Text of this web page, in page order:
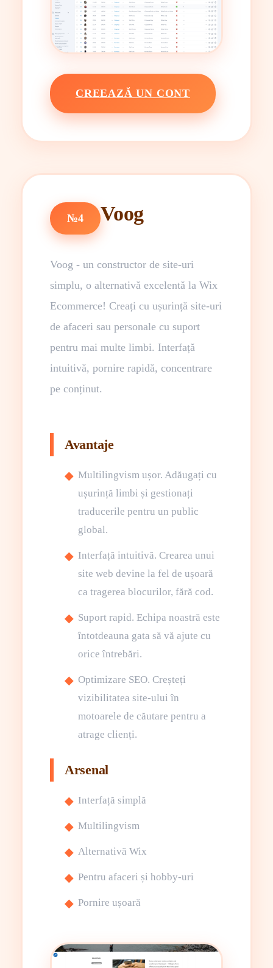
CREEAZĂ UN CONT
№4 Voog
Voog - un constructor de site-uri
simplu, o alternativă excelentă la Wix
Ecommerce! Creați cu ușurință site-uri
de afaceri sau personale cu suport
pentru mai multe limbi. Interfață
intuitivă, pornire rapidă, concentrare
pe conținut.
Avantaje
Multilingvism ușor. Adăugați cu
ușurință limbi și gestionați
traducerile pentru un public
global.
Interfață intuitivă. Crearea unui
site web devine la fel de ușoară
ca tragerea blocurilor, fără cod.
Suport rapid. Echipa noastră este
întotdeauna gata să vă ajute cu
orice întrebări.
Optimizare SEO. Creșteți
vizibilitatea site-ului în
motoarele de căutare pentru a
atrage clienți.
Arsenal
Interfață simplă
Multilingvism
Alternativă Wix
Pentru afaceri și hobby-uri
Pornire ușoară